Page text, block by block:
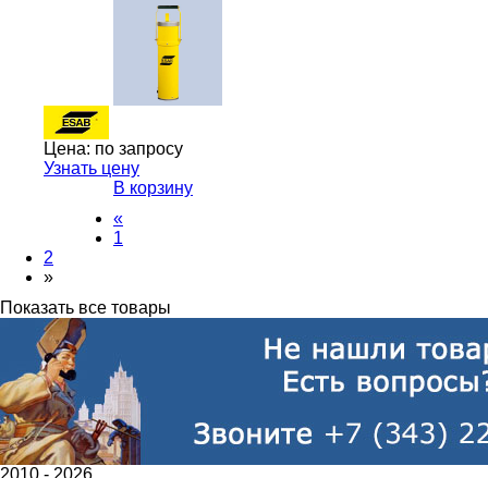
Цена: по запросу
Узнать цену
В корзину
«
1
2
»
Показать все товары